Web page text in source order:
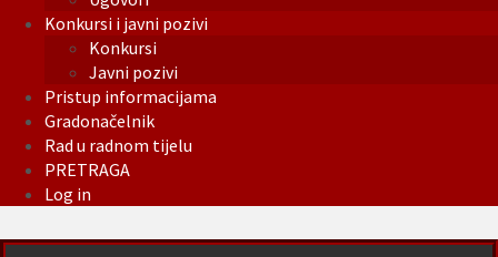
Konkursi i javni pozivi
Konkursi
Javni pozivi
Pristup informacijama
Gradonačelnik
Rad u radnom tijelu
PRETRAGA
Log in